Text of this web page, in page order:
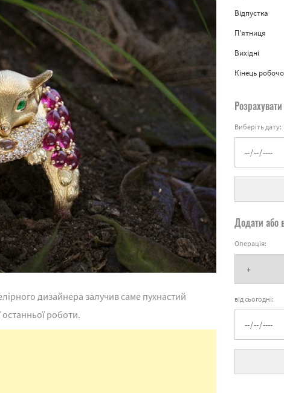
дизайнера залучив саме пухнастий
роботи.
Відпустка
П'ятниця
Вихідні
Кінець
Виберіть дату:
Додати або
Операція:
від сьогодні: